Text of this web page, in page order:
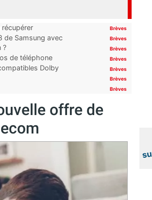
Brèves
de Samsung avec
Brèves
? Brèves
de téléphone
Brèves
Dolby
Brèves
Brèves
Brèves
offre de